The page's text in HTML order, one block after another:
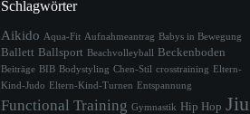
Schlagwörter
Aikido Aqua-Fit Aufnahmeantrag Babys in Bewegung
Ballett Ballsport Beachvolleyball Beckenboden
Beiträge BIB Bodystyling Chen-Stil crosstraining Eltern-
Kind-Judo Eltern-Kind-Turnen Entspannung
Functional Training Gymnastik Hip Hop Jiu